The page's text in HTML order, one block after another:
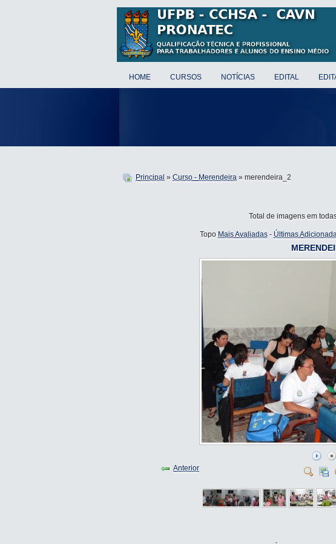
HOME CURSOS NOTÍCIAS EDITAL
Principal » Curso - Merendeira » merendeira_2
Total de imagens em
Topo Mais Avaliadas- Últimas
Anterior